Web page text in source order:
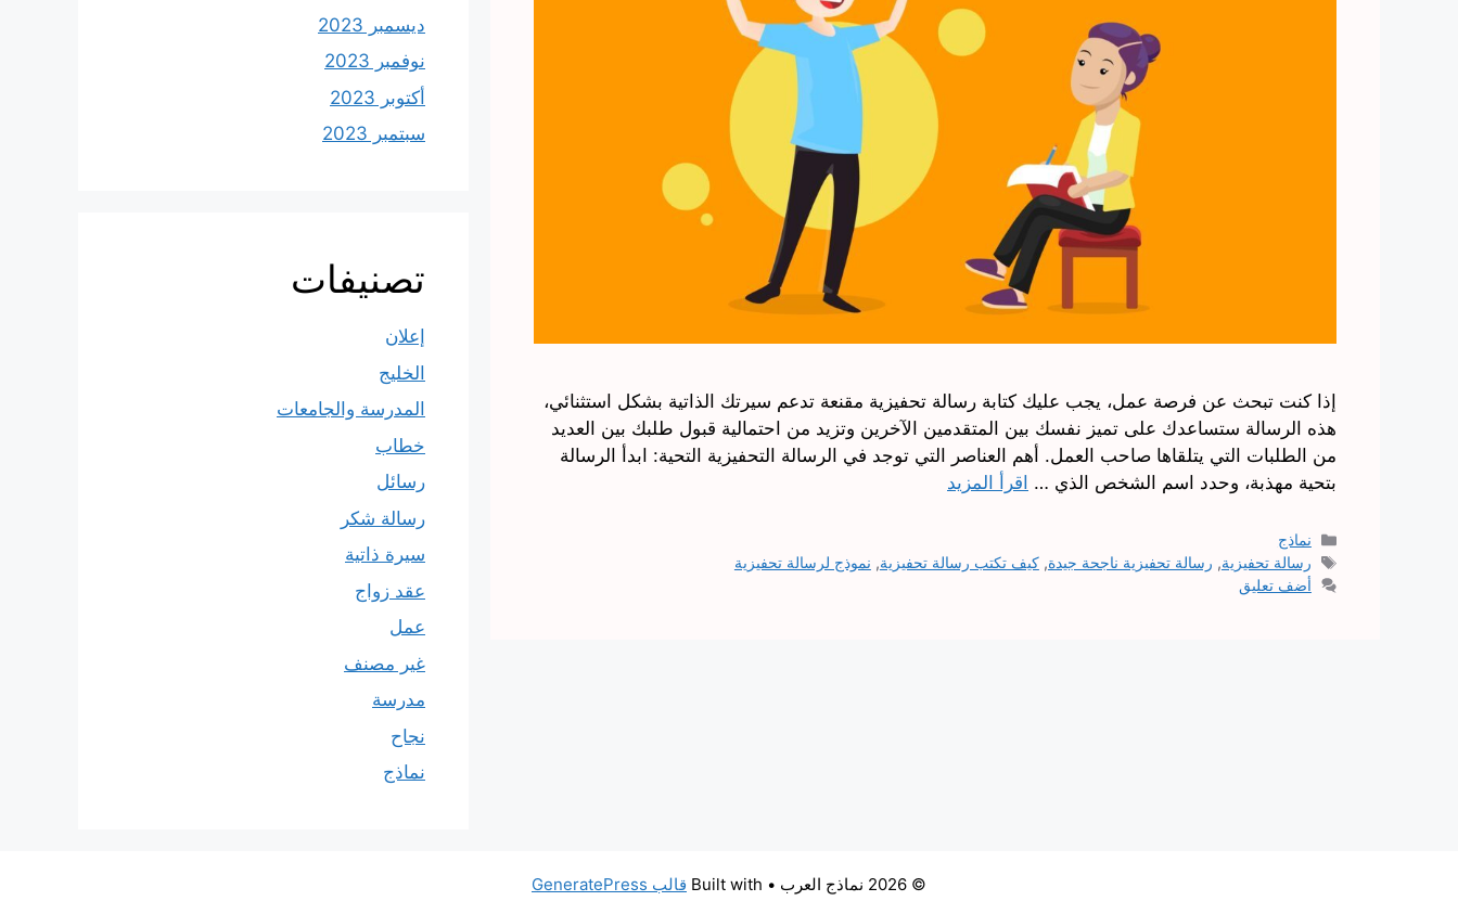
إذا كنت تبحث عن فرصة عمل، يجب عليك كتابة رسالة تحفيزية مقنعة تدعم سيرتك الذاتية بشكل استثنائي،
هذه الرسالة ستساعدك على تميز نفسك بين المتقدمين الآخرين وتزيد من احتمالية قبول طلبك بين العديد
من الطلبات التي يتلقاها صاحب العمل. أهم العناصر التي توجد في الرسالة التحفيزية التحية: ابدأ الرسالة
بتحية مهذبة، وحدد اسم الشخص الذي … اقرأ المزيد
التصنيفات
نماذج
الوسوم
رسالة تحفيزية, رسالة تحفيزية ناجحة جيدة,كيف تكتب رسالة تحفيزية, نموذج لرسالة تحفيزية
أضف تعليق
ديسمبر 2023
نوفمبر 2023
أكتوبر 2023
سبتمبر 2023
تصنيفات
إعلان
الخليج
المدرسة والجامعات
خطاب
رسائل
رسالة شكر
سيرة ذاتية
عقد زواج
عمل
غير مصنف
مدرسة
نجاح
نماذج
© 2026 نماذج العرب • Built with قالب GeneratePress